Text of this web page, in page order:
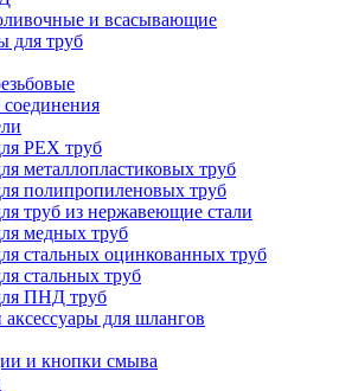
и всасывающие
для труб
PEX труб
металлопластиковых труб
полипропиленовых труб
труб из нержавеющие стали
медных труб
стальных оцинкованных труб
стальных труб
ПНД труб
для шлангов
и кнопки смыва